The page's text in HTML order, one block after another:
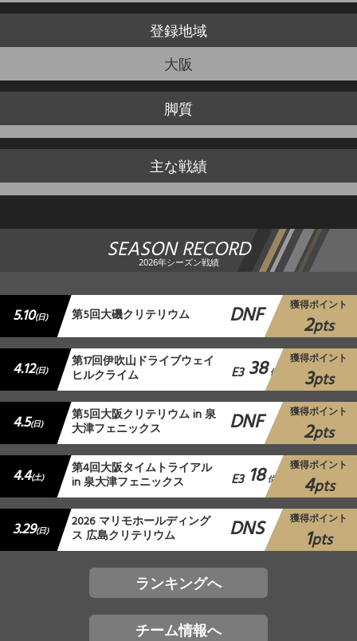
登録地域
大阪
脚質
主な戦績
SEASON RECORD
2026年シーズン戦績
5.10(日) 第5回大磯クリテリウム DNF 獲得ポイント
2pts
4.12(日) 第17回伊吹山ドライブウェイ
ヒルクライム E3 38 位
獲得ポイント
3pts
4.5(日) 第5回大阪クリテリウム in 泉
大津フェニックス DNF 獲得ポイント
2pts
4.4(土) 第4回大阪タイムトライアル
in 泉大津フェニックス E3 18 位
獲得ポイント
4pts
3.29(日) 2026 マリモホールディング
ス 広島クリテリウム DNS 獲得ポイント
1pts
ランキングへ
チーム情報へ